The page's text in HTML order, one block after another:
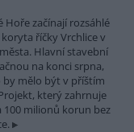
Hoře začínají rozsáhlé
říčky Vrchlice v
Hlavní stavební
na konci srpna,
mělo být v příštím
který zahrnuje
milionů korun bez